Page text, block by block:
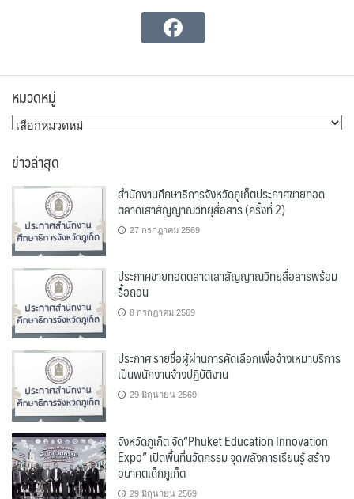
หมวดหมู่
หมวด
ข่าวล่าสุด
สำนักงานศึกษาธิการจังหวัดภูเก็ตประกาศขายทอด
ตลาดเสาสัญญาณวิทยุสื่อสาร (ครั้งที่ 2)
27 กรกฎาคม 2569
ประกาศขายทอดตลาดเสาสัญญาณวิทยุสื่อสารพร้อม
รื้อถอน
8 กรกฎาคม 2569
ประกาศ รายชื่อผู้ผ่านการคัดเลือกเพื่อจ้างเหมาบริการ
เป็นพนักงานจ้างปฏิบัติงาน
29 มิถุนายน 2569
จังหวัดภูเก็ต จัด“Phuket Education Innovation
Expo” เปิดพื้นที่นวัตกรรม จุดพลังการเรียนรู้ สร้าง
อนาคตเด็กภูเก็ต
29 มิถุนายน 2569